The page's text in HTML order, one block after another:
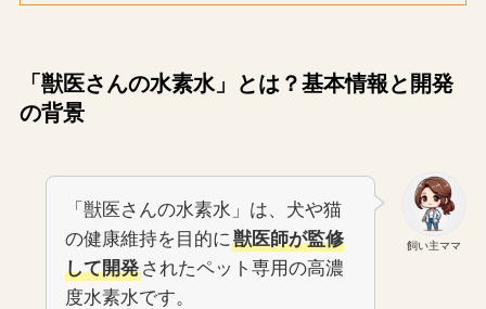
「獣医さんの水素水」とは？基本情報と開発
の背景
飼い主ママ
「獣医さんの水素水」は、犬や猫
の健康維持を目的に 獣医師が監修
して開発されたペット専用の高濃
度水素水です。